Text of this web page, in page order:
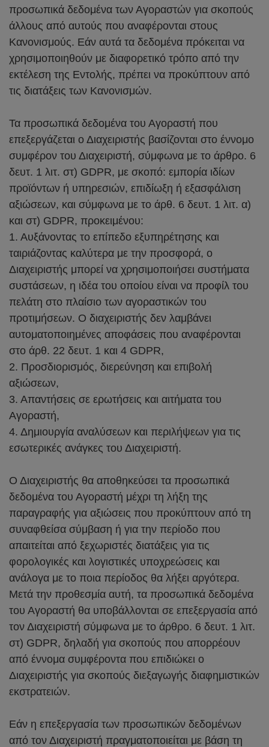
προσωπικά δεδομένα των Αγοραστών για σκοπούς
άλλους από αυτούς που αναφέρονται στους
Κανονισμούς. Εάν αυτά τα δεδομένα πρόκειται να
χρησιμοποιηθούν με διαφορετικό τρόπο από την
εκτέλεση της Εντολής, πρέπει να προκύπτουν από
τις διατάξεις των Κανονισμών.
Τα προσωπικά δεδομένα του Αγοραστή που
επεξεργάζεται ο Διαχειριστής βασίζονται στο έννομο
συμφέρον του Διαχειριστή, σύμφωνα με το άρθρο. 6
δευτ. 1 λιτ. στ) GDPR, με σκοπό: εμπορία ιδίων
προϊόντων ή υπηρεσιών, επιδίωξη ή εξασφάλιση
αξιώσεων, και σύμφωνα με το άρθ. 6 δευτ. 1 λιτ. α)
και στ) GDPR, προκειμένου:
1. Αυξάνοντας το επίπεδο εξυπηρέτησης και
ταιριάζοντας καλύτερα με την προσφορά, ο
Διαχειριστής μπορεί να χρησιμοποιήσει συστήματα
συστάσεων, η ιδέα του οποίου είναι να προφίλ του
πελάτη στο πλαίσιο των αγοραστικών του
προτιμήσεων. Ο διαχειριστής δεν λαμβάνει
αυτοματοποιημένες αποφάσεις που αναφέρονται
στο άρθ. 22 δευτ. 1 και 4 GDPR,
2. Προσδιορισμός, διερεύνηση και επιβολή
αξιώσεων,
3. Απαντήσεις σε ερωτήσεις και αιτήματα του
Αγοραστή,
4. Δημιουργία αναλύσεων και περιλήψεων για τις
εσωτερικές ανάγκες του Διαχειριστή.
Ο Διαχειριστής θα αποθηκεύσει τα προσωπικά
δεδομένα του Αγοραστή μέχρι τη λήξη της
παραγραφής για αξιώσεις που προκύπτουν από τη
συναφθείσα σύμβαση ή για την περίοδο που
απαιτείται από ξεχωριστές διατάξεις για τις
φορολογικές και λογιστικές υποχρεώσεις και
ανάλογα με το ποια περίοδος θα λήξει αργότερα.
Μετά την προθεσμία αυτή, τα προσωπικά δεδομένα
του Αγοραστή θα υποβάλλονται σε επεξεργασία από
τον Διαχειριστή σύμφωνα με το άρθρο. 6 δευτ. 1 λιτ.
στ) GDPR, δηλαδή για σκοπούς που απορρέουν
από έννομα συμφέροντα που επιδιώκει ο
Διαχειριστής για σκοπούς διεξαγωγής διαφημιστικών
εκστρατειών.
Εάν η επεξεργασία των προσωπικών δεδομένων
από τον Διαχειριστή πραγματοποιείται με βάση τη